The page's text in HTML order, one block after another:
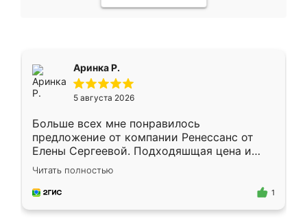
Аринка Р.
5 августа 2026
Больше всех мне понравилось
предложение от компании Ренессанс от
Елены Сергеевой. Подходяшщая цена и
короткие сроки изготовления. Приехавший
для замера сотрудник Владислав
предложил по моему эскизу самый
Читать полностью
1